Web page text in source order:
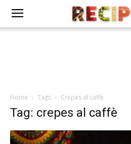
Home Tags Crepes al caffè
Tag: crepes al caffè